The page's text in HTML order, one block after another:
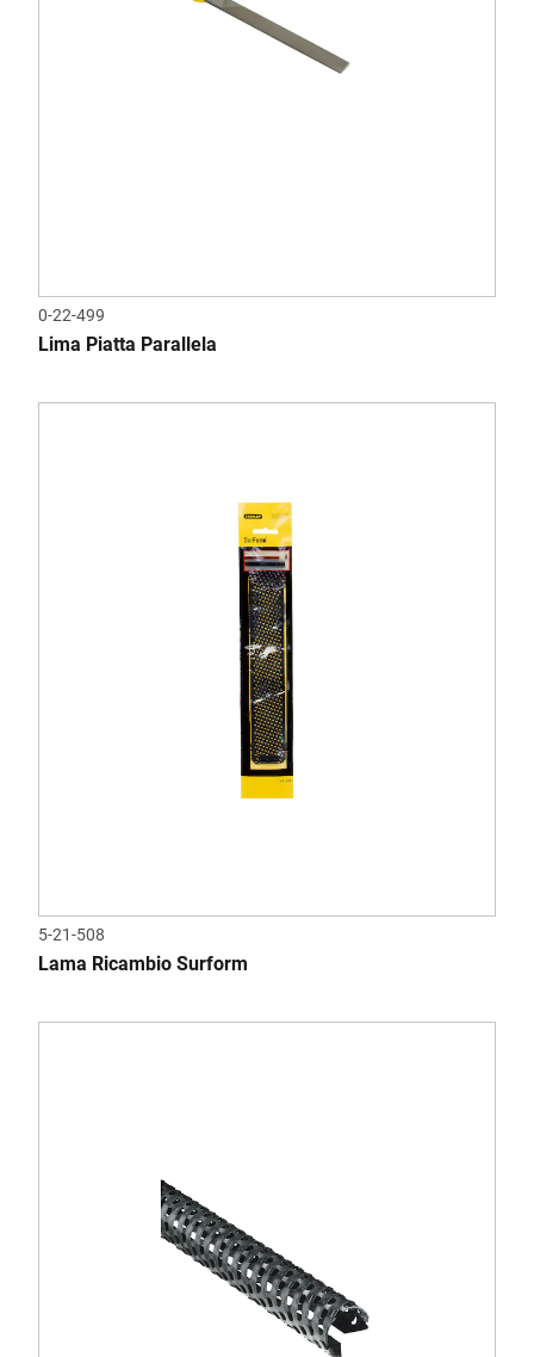
0-22-499
Lima Piatta Parallela
5-21-508
Lama Ricambio Surform